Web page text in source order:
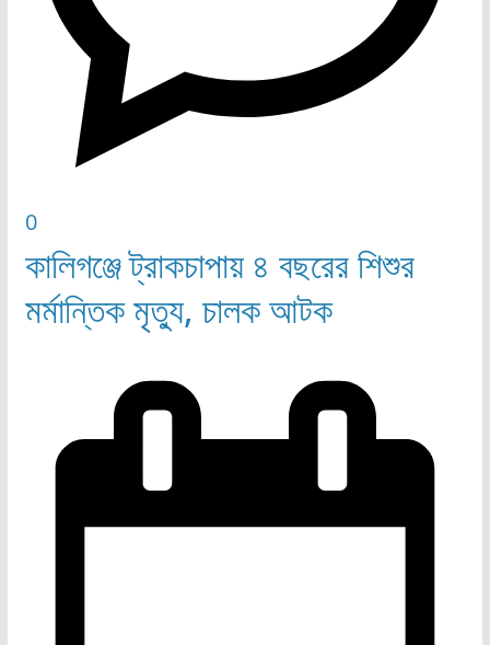
0
কালিগঞ্জে ট্রাকচাপায় ৪ বছরের শিশুর
মর্মান্তিক মৃত্যু, চালক আটক